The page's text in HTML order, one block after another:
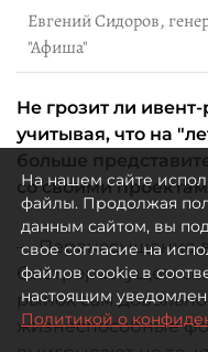
Евгений Сидоров,
"Афиша"
Не грозит ли
учитывая, что на
больше
со своими
— Перенасыщение
быстрорастущем
рынок сам
жизнеспособные
На нашем сайте
файлы. Продолжая
данным сайтом, вы
свое согласие на
файлов cookie в
настоящим
Политикой о